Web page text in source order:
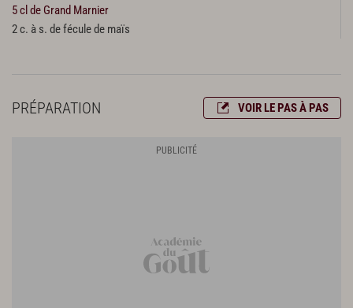
5 cl de Grand Marnier
2 c. à s. de fécule de maïs
PRÉPARATION VOIR LE PAS À PAS